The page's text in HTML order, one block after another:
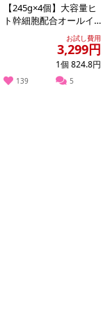
【245g×4個】大容量ヒ
ト幹細胞配合オールイ
お試し費用
3,299円
1個 824.8円
139 5